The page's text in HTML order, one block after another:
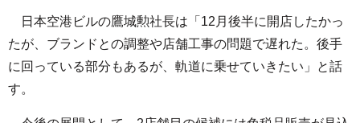
日本空港ビルの鷹城勲社長は「12月後半に開店したかっ
たが、ブランドとの調整や店舗工事の問題で遅れた。後手
に回っている部分もあるが、軌道に乗せていきたい」と話
す。